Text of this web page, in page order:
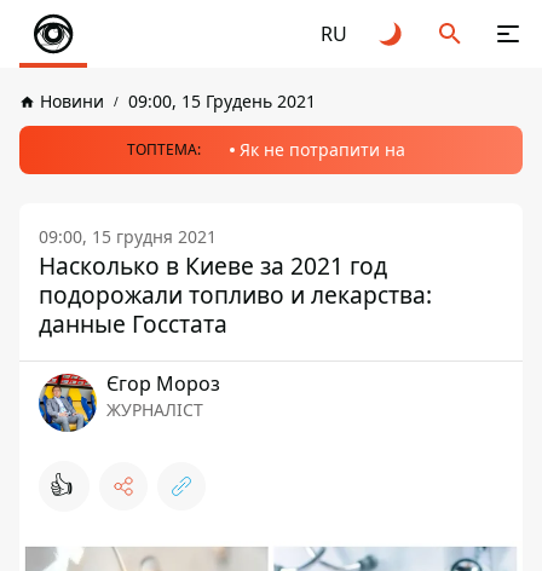
RU
Новини 09:00, 15 Грудень 2021
ТОПТЕМА: Як не потрапити на
09:00, 15 грудня 2021
Насколько в Киеве за 2021 год
подорожали топливо и лекарства:
данные Госстата
Єгор Мороз
ЖУРНАЛІСТ
👍